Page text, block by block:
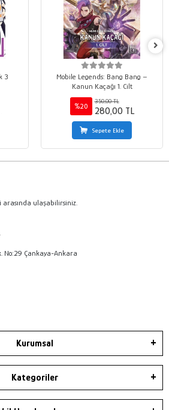
3
Mobile Legends: Bang Bang –
Kanun Kaçağı 1. Cilt
%20
350,00 TL
280,00 TL
Sepete Ekle
ulaşabilirsiniz.
No:29 Çankaya-Ankara
Kurumsal
Kategoriler